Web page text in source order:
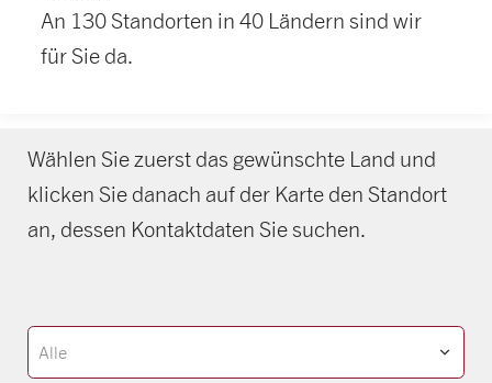
An 130 Standorten in 40 Ländern sind wir
für Sie da.
Wählen Sie zuerst das gewünschte Land und
klicken Sie danach auf der Karte den Standort
an, dessen Kontaktdaten Sie suchen.
Alle